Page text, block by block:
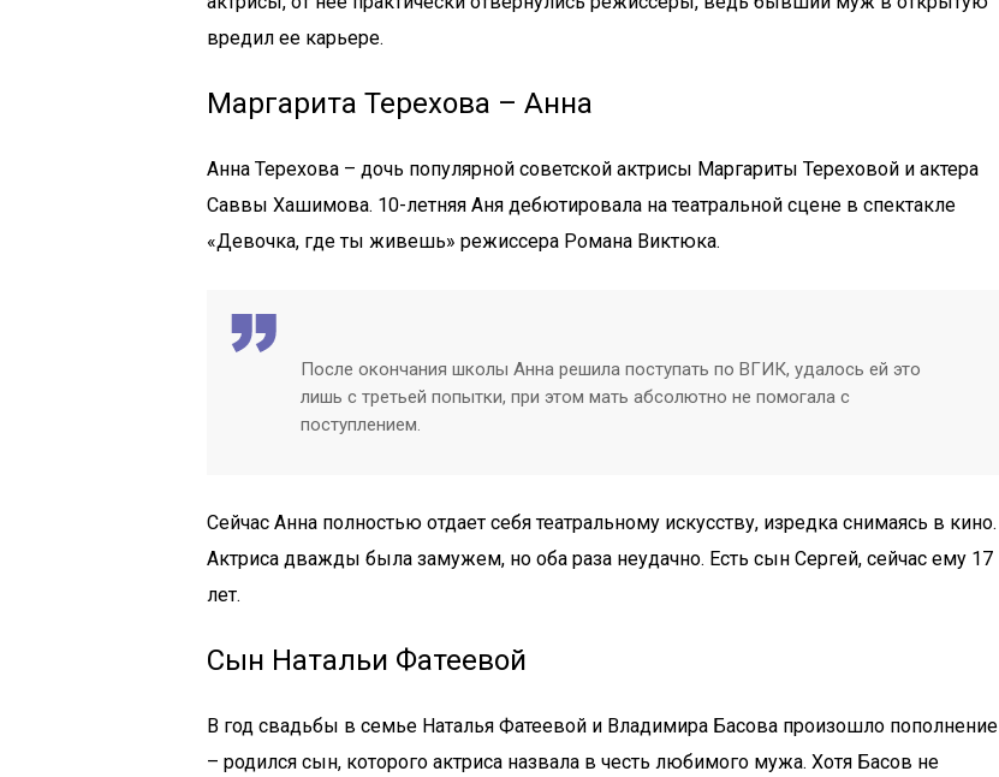
вредил ее карьере.
Маргарита Терехова – Анна
Анна Терехова – дочь популярной советской актрисы Маргариты Тереховой и актера
Саввы Хашимова. 10-летняя Аня дебютировала на театральной сцене в спектакле
«Девочка, где ты живешь» режиссера Романа Виктюка.
После окончания школы Анна решила поступать по ВГИК, удалось ей это
лишь с третьей попытки, при этом мать абсолютно не помогала с
поступлением.
Сейчас Анна полностью отдает себя театральному искусству, изредка снимаясь в кино.
Актриса дважды была замужем, но оба раза неудачно. Есть сын Сергей, сейчас ему 17
лет.
Сын Натальи Фатеевой
В год свадьбы в семье Наталья Фатеевой и Владимира Басова произошло пополнение
– родился сын, которого актриса назвала в честь любимого мужа. Хотя Басов не